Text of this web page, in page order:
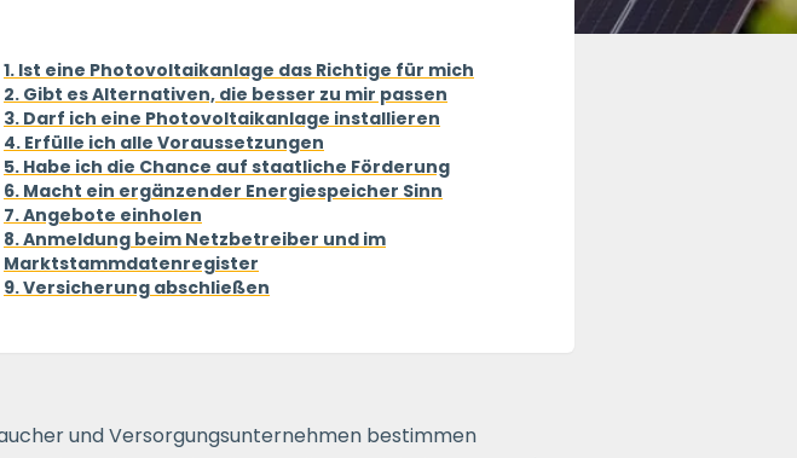
1. Ist eine Photovoltaikanlage das Richtige für mich
2. Gibt es Alternativen, die besser zu mir passen
3. Darf ich eine Photovoltaikanlage installieren
4. Erfülle ich alle Voraussetzungen
5. Habe ich die Chance auf staatliche Förderung
6. Macht ein ergänzender Energiespeicher Sinn
7. Angebote einholen
8. Anmeldung beim Netzbetreiber und im
Marktstammdatenregister
9. Versicherung abschließen
und Versorgungsunternehmen bestimmen